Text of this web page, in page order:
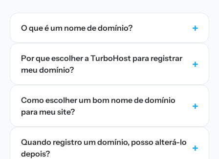
O que é um nome de domínio? +
Por que escolher a TurboHost para registrar
meu domínio?
+
Como escolher um bom nome de domínio
para meu site?
+
Quando registro um domínio, posso alterá-lo
depois?
+